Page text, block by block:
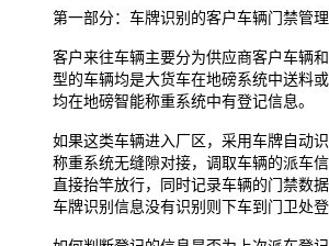
第一部分：车牌识别的客户车辆门禁管
客户来往车辆主要分为供应商客户车辆
型的车辆均是大货车在地磅系统中送料
均在地磅智能称重系统中有登记信息。
如果这类车辆进入厂区，采用车牌自动
称重系统无缝隙对接，调取车辆的派车
直接抬竿放行，同时记录车辆的门禁数
车牌识别信息没有识别则下车到门卫处登